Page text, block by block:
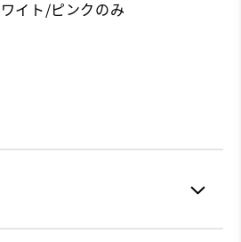
イト/ピンクのみ